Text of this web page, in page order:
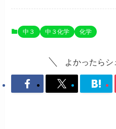
中３ 中３化学 化学
よかったらシ